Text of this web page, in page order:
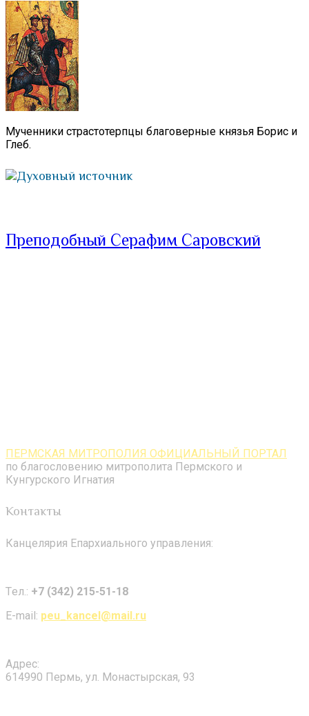
Мученники страстотерпцы благоверные князья Борис и
Глеб.
Духовный источник
Преподобный Серафим Саровский
ПЕРМСКАЯ МИТРОПОЛИЯ ОФИЦИАЛЬНЫЙ ПОРТАЛ
по благословению митрополита Пермского и
Кунгурского Игнатия
Контакты
Канцелярия Епархиального управления:
Tел.: +7 (342) 215-51-18
E-mail: peu_kancel@mail.ru
Адрес:
614990 Пермь, ул. Монастырская, 93